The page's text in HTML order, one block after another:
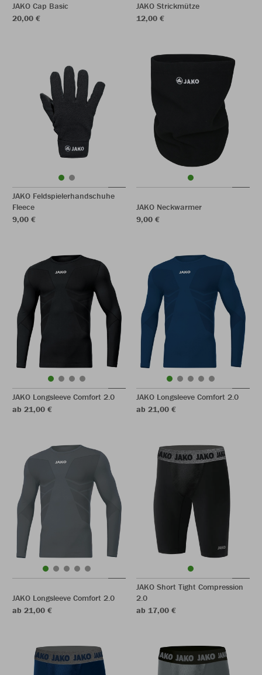
JAKO Cap Basic
20,00 €
JAKO Strickmütze
12,00 €
JAKO Feldspielerhandschuhe
Fleece
9,00 €
JAKO Neckwarmer
9,00 €
JAKO Longsleeve Comfort 2.0
ab 21,00 €
JAKO Longsleeve Comfort 2.0
ab 21,00 €
JAKO Longsleeve Comfort 2.0
ab 21,00 €
JAKO Short Tight Compression
2.0
ab 17,00 €